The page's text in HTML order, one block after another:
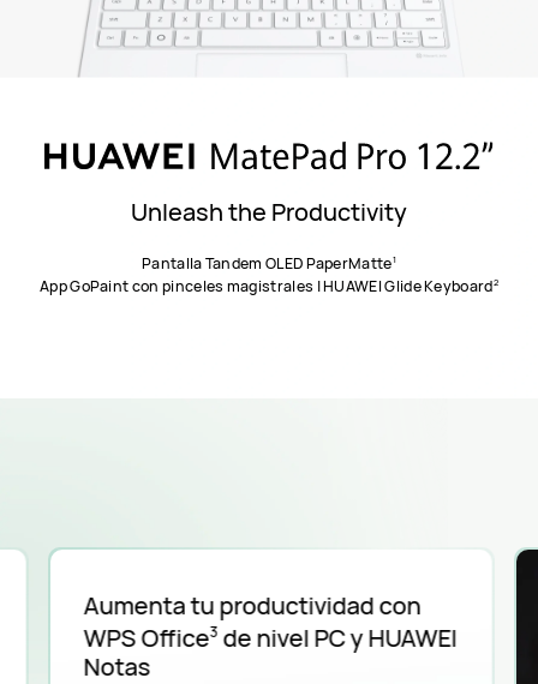
Unleash the Productivity
Pantalla Tandem OLED PaperMatte1
App GoPaint con pinceles magistrales | HUAWEI Glide Keyboard2
Aumenta tu productividad con
WPS Office3 de nivel PC y HUAWEI
Notas